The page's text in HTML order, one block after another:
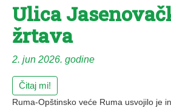
Ulica
žrtava
2. jun 2026. godine
Čitaj mi!
Ruma-Opštinsko veće Ruma usvojilo je